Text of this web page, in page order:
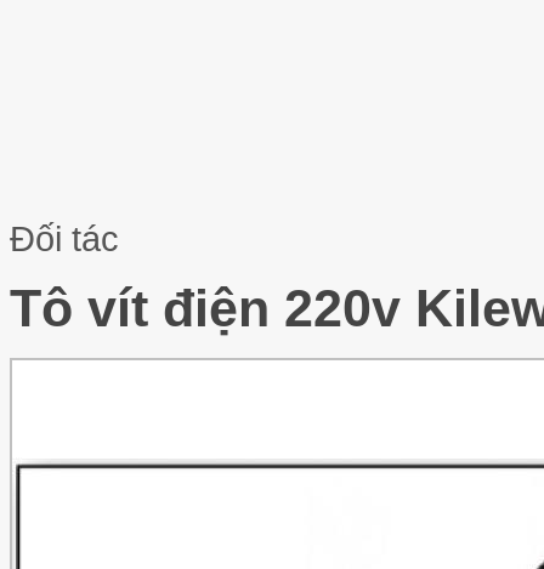
Đối tác
Tô vít điện 220v